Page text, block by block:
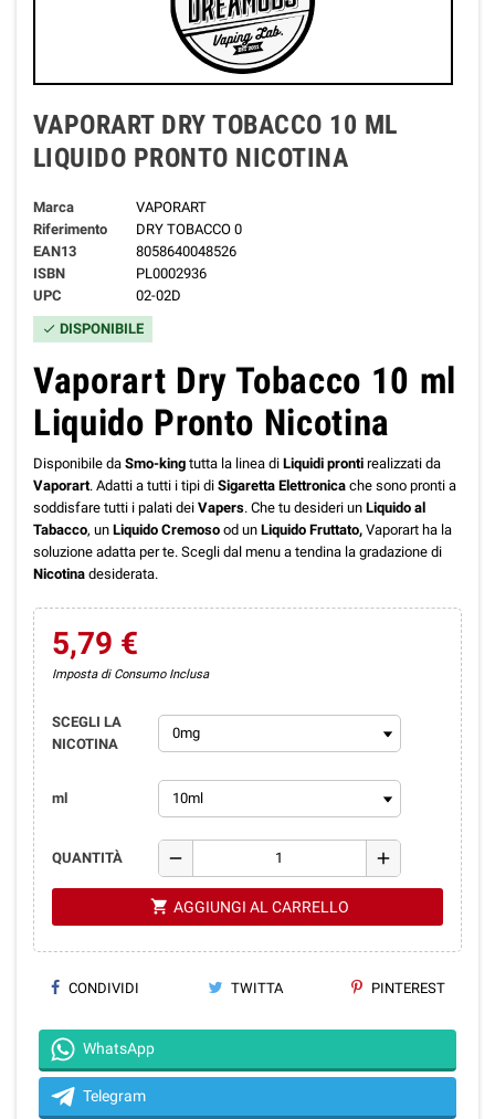
VAPORART DRY TOBACCO 10 ML
LIQUIDO PRONTO NICOTINA
Marca
VAPORART
Riferimento
DRY TOBACCO 0
EAN13
8058640048526
ISBN
PL0002936
UPC
02-02D
check DISPONIBILE
Vaporart Dry Tobacco 10 ml
Liquido Pronto Nicotina
Disponibile da Smo-king tutta la linea di Liquidi pronti realizzati da
Vaporart. Adatti a tutti i tipi di Sigaretta Elettronica che sono pronti a
soddisfare tutti i palati dei Vapers. Che tu desideri un Liquido al
Tabacco, un Liquido Cremoso od un Liquido Fruttato, Vaporart ha la
soluzione adatta per te. Scegli dal menu a tendina la gradazione di
Nicotina desiderata.
5,79 €
Imposta di Consumo Inclusa
SCEGLI LA
NICOTINA
ml
QUANTITÀ remove add
shopping_cart AGGIUNGI AL CARRELLO
CONDIVIDI TWITTA PINTEREST
WhatsApp
Telegram